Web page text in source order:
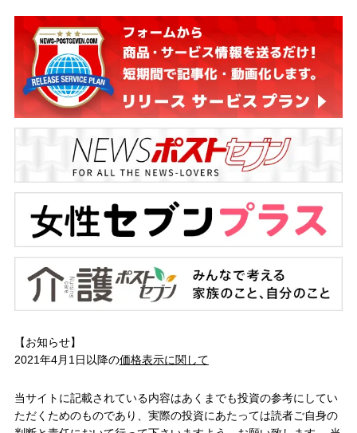
【お知らせ】
2021年4月1日以降の価格表示に関して
当サイトに記載されている内容はあくまでも投資の参考にしてい
ただくためのものであり、実際の投資にあたっては読者ご自身の